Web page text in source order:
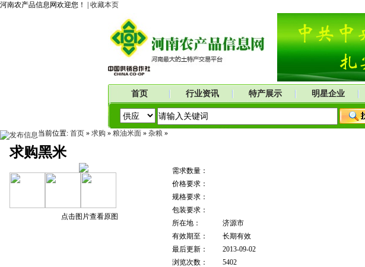
河南农产品信息网欢迎您！ | 收藏本页
首页 行业资讯 特产展示 明星企业
当前位置: 首页 » 求购 » 粮油米面 » 杂粮 »
求购黑米
点击图片查看原图
需求数量：
价格要求：
规格要求：
包装要求：
所在地：
济源市
有效期至：
长期有效
最后更新：
2013-09-02
浏览次数：
5402